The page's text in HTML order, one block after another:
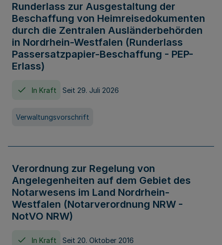
Runderlass zur Ausgestaltung der
Beschaffung von Heimreisedokumenten
durch die Zentralen Ausländerbehörden
in Nordrhein-Westfalen (Runderlass
Passersatzpapier-Beschaffung - PEP-
Erlass)
In Kraft Seit 29. Juli 2026
Verwaltungsvorschrift
Verordnung zur Regelung von
Angelegenheiten auf dem Gebiet des
Notarwesens im Land Nordrhein-
Westfalen (Notarverordnung NRW -
NotVO NRW)
In Kraft Seit 20. Oktober 2016